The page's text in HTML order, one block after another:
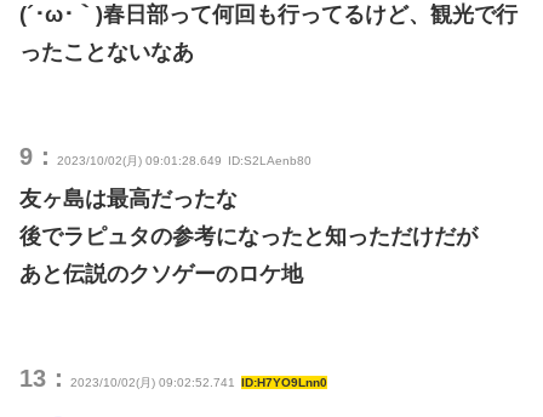
(´･ω･｀)春日部って何回も行ってるけど、観光で行
ったことないなあ
9： 2023/10/02(月) 09:01:28.649 ID:S2LAenb80
友ヶ島は最高だったな
後でラピュタの参考になったと知っただけだが
あと伝説のクソゲーのロケ地
13： 2023/10/02(月) 09:02:52.741 ID:H7YO9Lnn0